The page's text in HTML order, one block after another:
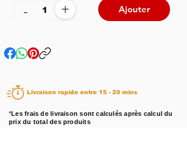
+
- Ajouter
Livraison rapide entre 15 - 20 mins
*Les frais de livraison sont calculés après calcul du
prix du total des produits